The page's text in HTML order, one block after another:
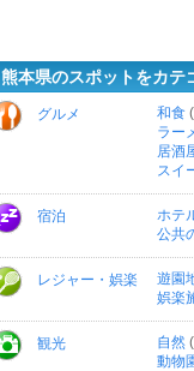
熊本県のスポットをカテ
グルメ 和食
ラー
居酒
スイ
宿泊 ホテ
公共
レジャー・娯楽 遊園
娯楽
観光 自然
動物